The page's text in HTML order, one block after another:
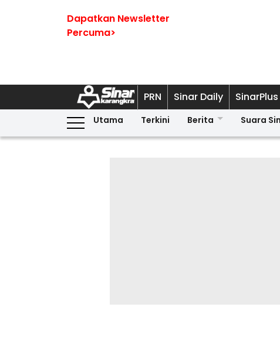
Dapatkan Newsletter
Percuma>
PRN Sinar Daily SinarPlus
Utama Terkini Berita Suara